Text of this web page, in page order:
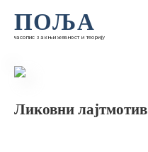
ПОЉА
часопис за књижевност и теорију
Ликовни лајтмотив